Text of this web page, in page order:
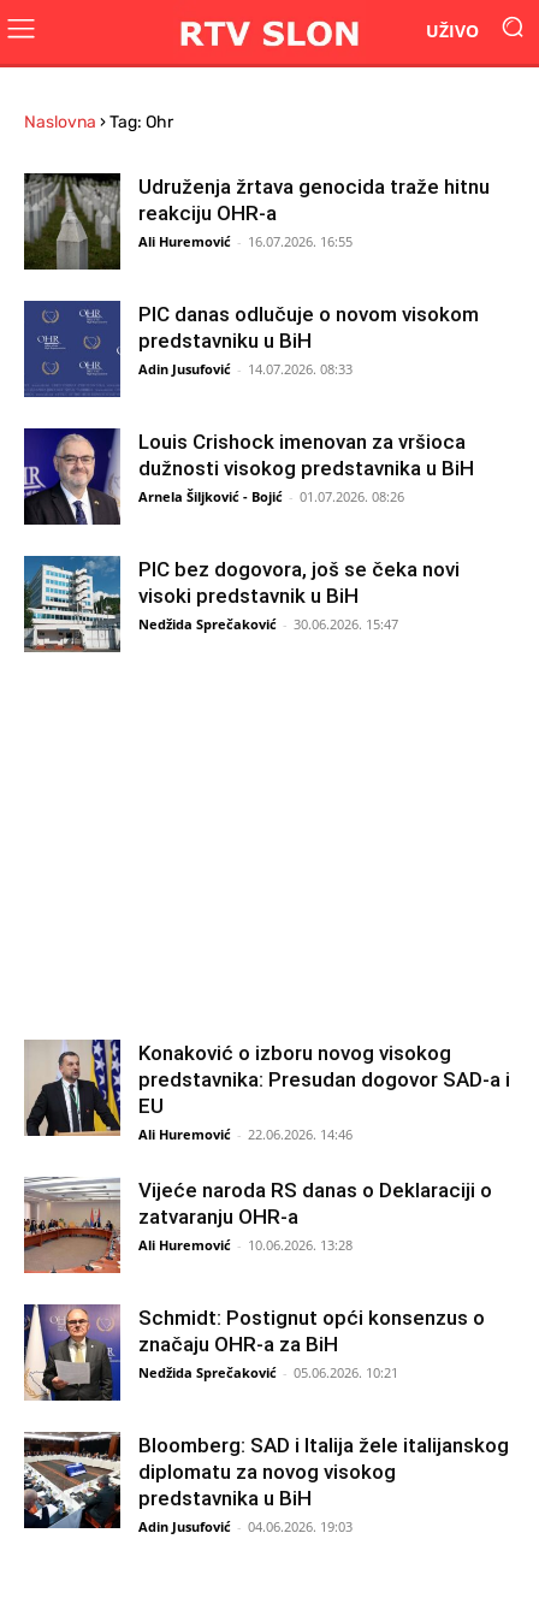
UŽIVO
Naslovna ›Tag: Ohr
Udruženja žrtava genocida traže hitnu
reakciju OHR-a
Ali Huremović - 16.07.2026. 16:55
PIC danas odlučuje o novom visokom
predstavniku u BiH
Adin Jusufović - 14.07.2026. 08:33
Louis Crishock imenovan za vršioca
dužnosti visokog predstavnika u BiH
Arnela Šiljković - Bojić - 01.07.2026. 08:26
PIC bez dogovora, još se čeka novi
visoki predstavnik u BiH
Nedžida Sprečaković - 30.06.2026. 15:47
Konaković o izboru novog visokog
predstavnika: Presudan dogovor SAD-a i
EU
Ali Huremović - 22.06.2026. 14:46
Vijeće naroda RS danas o Deklaraciji o
zatvaranju OHR-a
Ali Huremović - 10.06.2026. 13:28
Schmidt: Postignut opći konsenzus o
značaju OHR-a za BiH
Nedžida Sprečaković - 05.06.2026. 10:21
Bloomberg: SAD i Italija žele italijanskog
diplomatu za novog visokog
predstavnika u BiH
Adin Jusufović - 04.06.2026. 19:03